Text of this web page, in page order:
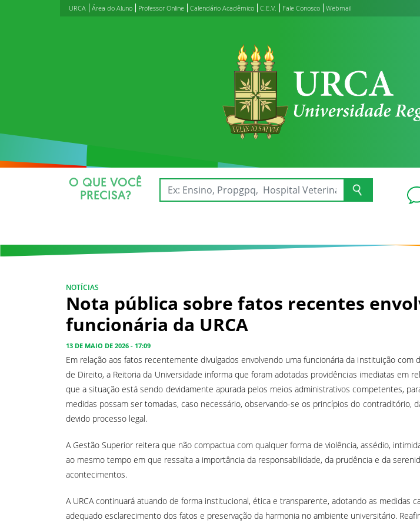
URCA Área do Aluno Professor Online Calendário Acadêmico C.E.V. Fale Conosco Webmail
O QUE VOCÊ
PRECISA?
NOTÍCIAS
Nota pública sobre fatos recentes
funcionária da URCA
13 DE MAIO DE 2026 - 17:09
Em relação aos fatos recentemente divulgados envolvendo uma funcionária da instituição com
de Direito, a Reitoria da Universidade informa que foram adotadas providências imediatas em
que a situação está sendo devidamente apurada pelos meios administrativos competentes,
medidas possam ser tomadas, caso necessário, observando-se os princípios do contraditório,
devido processo legal.
A Gestão Superior reitera que não compactua com qualquer forma de violência, assédio,
ao mesmo tempo em que ressalta a importância da responsabilidade, da prudência e da
acontecimentos.
A URCA continuará atuando de forma institucional, ética e transparente, adotando as medidas
adequado esclarecimento dos fatos e preservação da harmonia no ambiente universitário.